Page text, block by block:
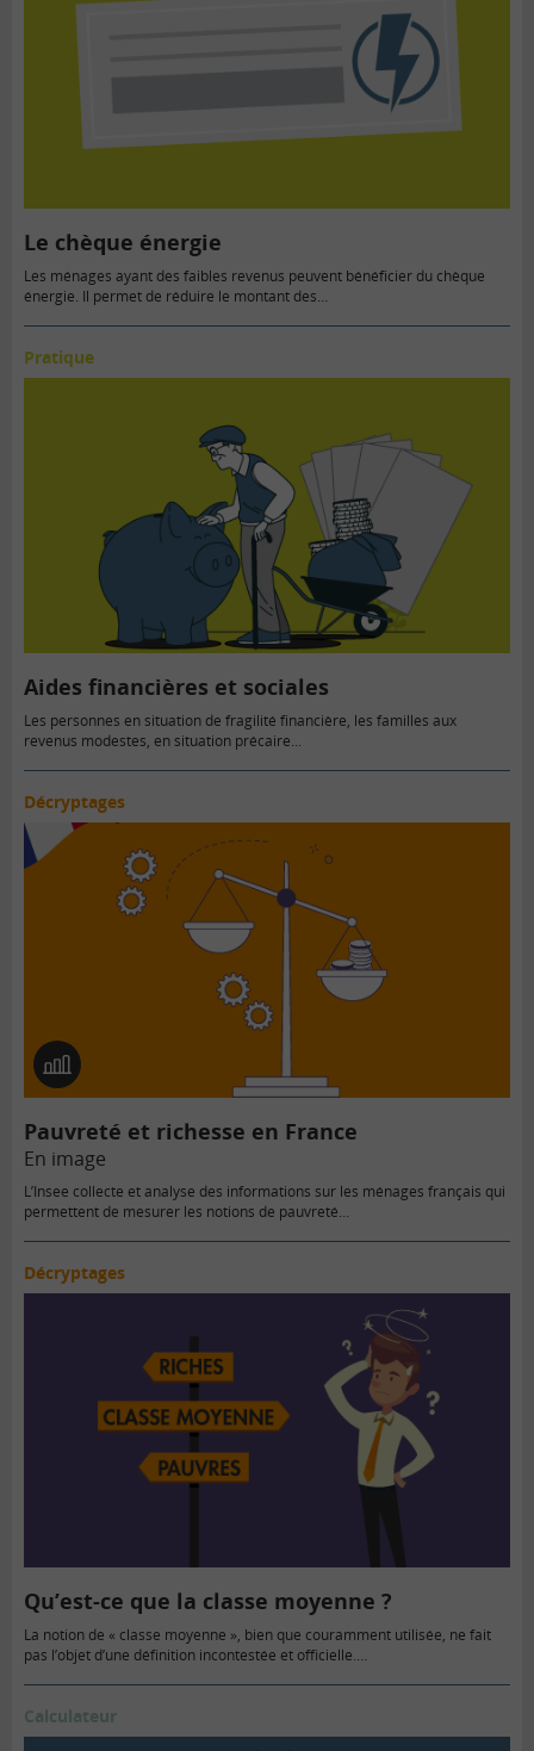
Le chèque énergie
Les ménages ayant des faibles revenus peuvent bénéficier du chèque
énergie. Il permet de réduire le montant des…
Pratique
Aides financières et sociales
Les personnes en situation de fragilité financière, les familles aux
revenus modestes, en situation précaire...
Décryptages
En
image
Pauvreté et richesse en France
En image
L’Insee collecte et analyse des informations sur les ménages français qui
permettent de mesurer les notions de pauvreté…
Décryptages
Qu’est-ce que la classe moyenne ?
La notion de « classe moyenne », bien que couramment utilisée, ne fait
pas l’objet d’une définition incontestée et officielle.…
Calculateur